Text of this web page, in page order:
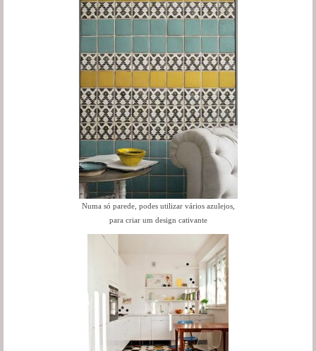
Numa só parede, podes utilizar vários azulejos,
para criar um design cativante